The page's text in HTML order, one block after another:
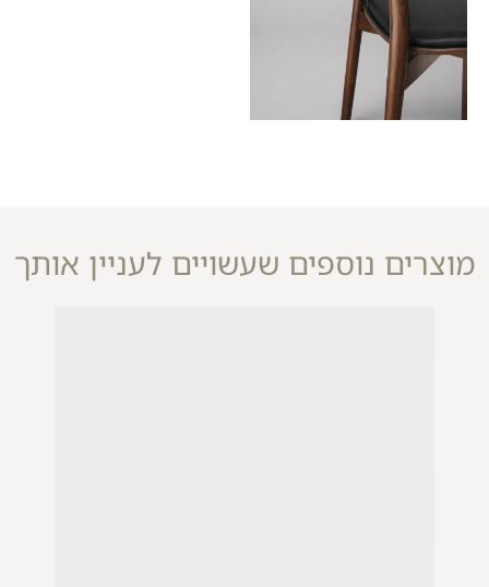
מוצרים נוספים שעשויים לעניין אותך